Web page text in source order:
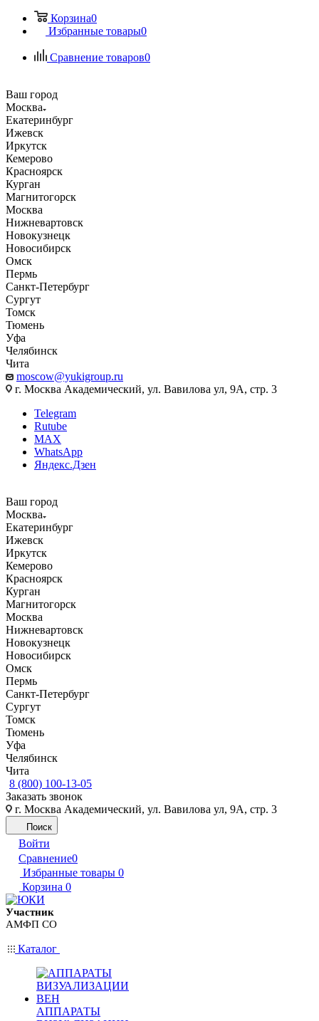
Корзина0
Избранные товары0
Сравнение товаров0
Ваш город
Москва
Екатеринбург
Ижевск
Иркутск
Кемерово
Красноярск
Курган
Магнитогорск
Москва
Нижневартовск
Новокузнецк
Новосибирск
Омск
Пермь
Санкт-Петербург
Сургут
Томск
Тюмень
Уфа
Челябинск
Чита
moscow@yukigroup.ru
г. Москва Академический, ул. Вавилова ул, 9А, стр. 3
Telegram
Rutube
MAX
WhatsApp
Яндекс.Дзен
Ваш город
Москва
Екатеринбург
Ижевск
Иркутск
Кемерово
Красноярск
Курган
Магнитогорск
Москва
Нижневартовск
Новокузнецк
Новосибирск
Омск
Пермь
Санкт-Петербург
Сургут
Томск
Тюмень
Уфа
Челябинск
Чита
8 (800) 100-13-05
Заказать звонок
г. Москва Академический, ул. Вавилова ул, 9А, стр. 3
Поиск
Войти
Сравнение0
Избранные товары 0
Корзина 0
Участник
АМФП СО
Каталог
АППАРАТЫ